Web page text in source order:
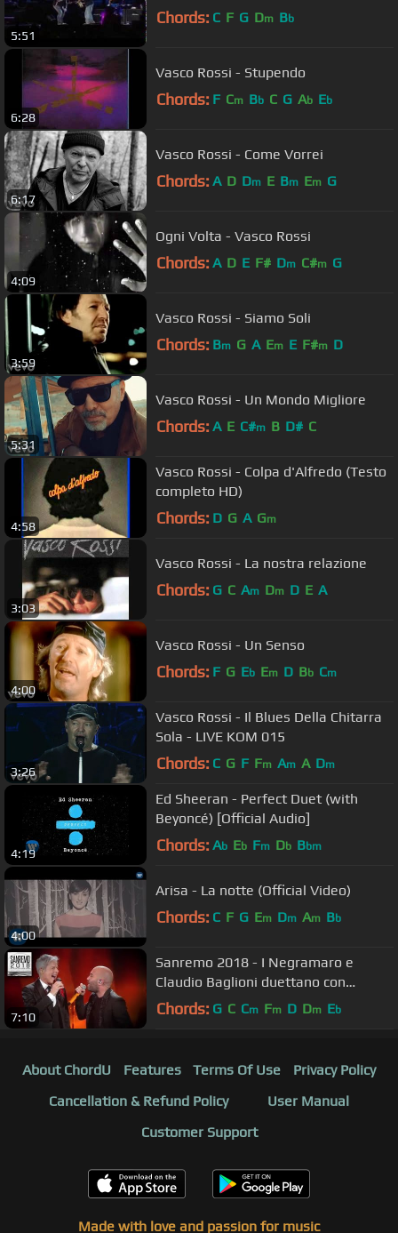
5:51
Chords: C F G Dm Bb
6:28
Vasco Rossi - Stupendo
Chords: F Cm Bb C G Ab Eb
6:17
Vasco Rossi - Come Vorrei
Chords: A D Dm E Bm Em G
4:09
Ogni Volta - Vasco Rossi
Chords: A D E F# Dm C#m G
3:59
Vasco Rossi - Siamo Soli
Chords: Bm G A Em E F#m D
5:31
Vasco Rossi - Un Mondo Migliore
Chords: A E C#m B D# C
4:58
Vasco Rossi - Colpa d'Alfredo (Testo
completo HD)
Chords: D G A Gm
3:03
Vasco Rossi - La nostra relazione
Chords: G C Am Dm D E A
4:00
Vasco Rossi - Un Senso
Chords: F G Eb Em D Bb Cm
3:26
Vasco Rossi - Il Blues Della Chitarra
Sola - LIVE KOM 015
Chords: C G F Fm Am A Dm
4:19
Ed Sheeran - Perfect Duet (with
Beyoncé) [Official Audio]
Chords: Ab Eb Fm Db Bbm
4:00
Arisa - La notte (Official Video)
Chords: C F G Em Dm Am Bb
7:10
Sanremo 2018 - I Negramaro e
Claudio Baglioni duettano con
“Poster”
Chords: G C Cm Fm D Dm Eb
About ChordU Features Terms Of Use
Privacy Policy
Cancellation & Refund Policy
User Manual
Customer Support
Made with love and passion for music